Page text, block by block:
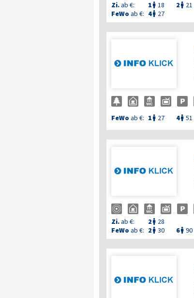
Zi.ab €: 1  18 2  21
FeWo ab €: 4 27
FeWo ab €: 1  27 4 51
Zi.ab €: 2  28
FeWo ab €: 2  30 6 90